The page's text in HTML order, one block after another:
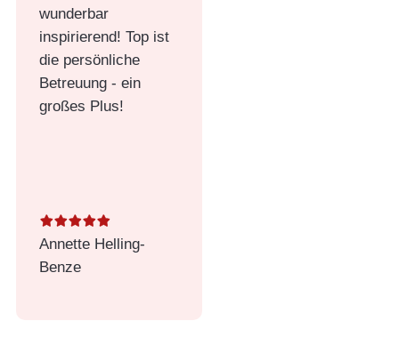
wunderbar
inspirierend! Top ist
die persönliche
Betreuung - ein
großes Plus!
Annette Helling-
Benze